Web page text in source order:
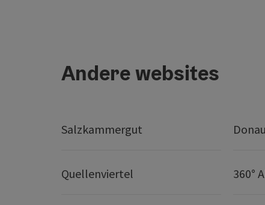
Andere websites
Salzkammergut
Quellenviertel 360°